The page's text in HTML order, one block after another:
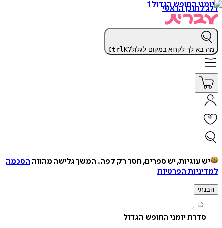
הראשי
לך לקרוא במקום לגלול? CtrlK
עוגיות, יש ספרים, חסר רק קפה. המשך גלישה מהווההסכמה
הפרטיות
יומני החופש הגדול